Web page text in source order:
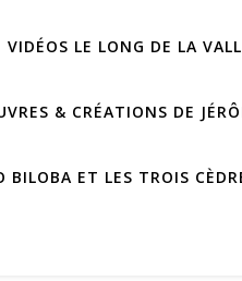
VIDÉOS LE LONG DE LA
& CRÉATIONS DE
BILOBA ET LES TROIS